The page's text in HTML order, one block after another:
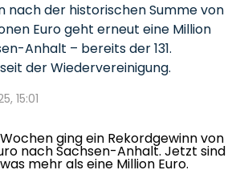
nach der historischen Summe von
Euro geht erneut eine Million
Anhalt – bereits der 131.
der Wiedervereinigung.
15:01